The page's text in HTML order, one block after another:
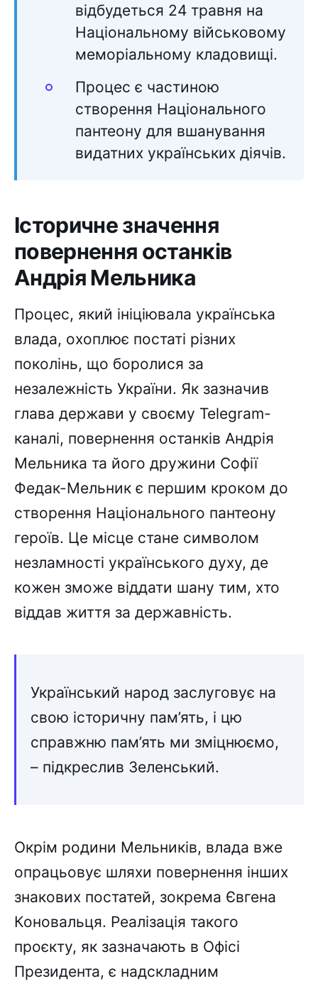
відбудеться 24 травня на
Національному військовому
меморіальному кладовищі.
Процес є частиною
створення Національного
пантеону для вшанування
видатних українських діячів.
Історичне значення
повернення останків
Андрія Мельника
Процес, який ініціювала українська
влада, охоплює постаті різних
поколінь, що боролися за
незалежність України. Як зазначив
глава держави у своєму Telegram-
каналі, повернення останків Андрія
Мельника та його дружини Софії
Федак-Мельник є першим кроком до
створення Національного пантеону
героїв. Це місце стане символом
незламності українського духу, де
кожен зможе віддати шану тим, хто
віддав життя за державність.
Український народ заслуговує на
свою історичну пам’ять, і цю
справжню пам’ять ми зміцнюємо,
– підкреслив Зеленський.
Окрім родини Мельників, влада вже
опрацьовує шляхи повернення інших
знакових постатей, зокрема Євгена
Коновальця. Реалізація такого
проєкту, як зазначають в Офісі
Президента, є надскладним